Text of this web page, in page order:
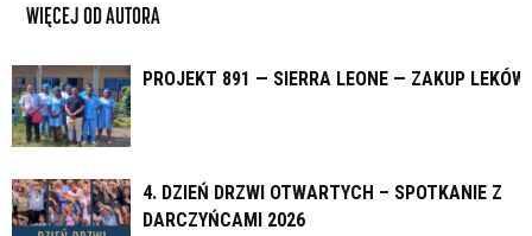
WIĘCEJ OD AUTORA
PROJEKT 891 — SIERRA LEONE — ZAKUP LEKÓW
4. DZIEŃ DRZWI OTWARTYCH – SPOTKANIE Z
DARCZYŃCAMI 2026